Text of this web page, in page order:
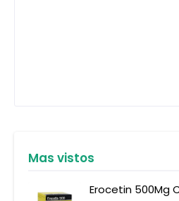
Mas vistos
Erocetin 500Mg